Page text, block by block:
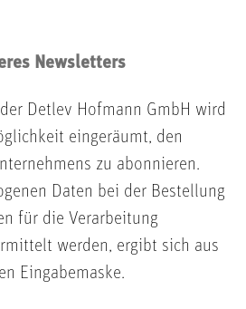
Newsletters
Detlev Hofmann GmbH wird
eingeräumt, den
zu abonnieren.
Daten bei der Bestellung
für die Verarbeitung
werden, ergibt sich aus
Eingabemaske.